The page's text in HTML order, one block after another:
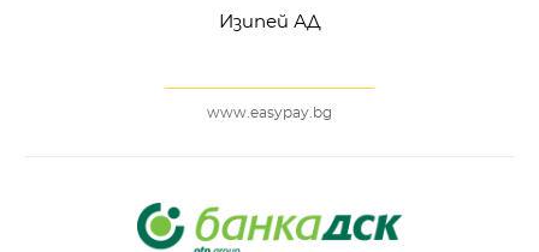
Изипей АД
www.easypay.bg